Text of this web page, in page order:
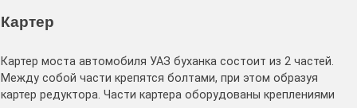
Картер
Картер моста автомобиля УАЗ буханка состоит из 2 частей.
Между собой части крепятся болтами, при этом образуя
картер редуктора. Части картера оборудованы креплениями